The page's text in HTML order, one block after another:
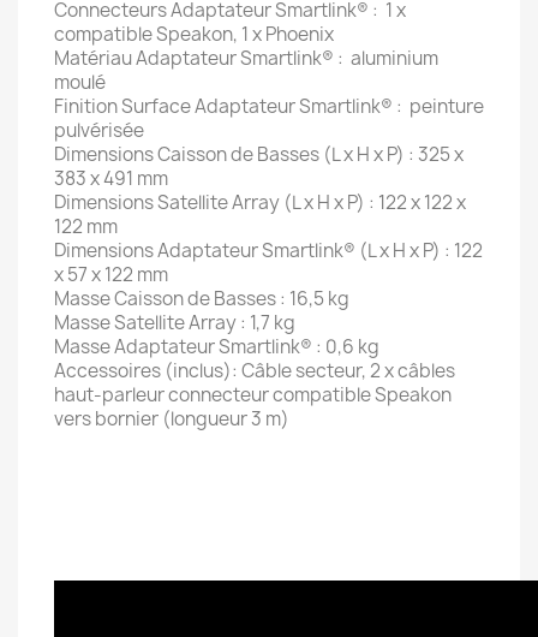
Connecteurs Adaptateur Smartlink® : 1 x
compatible Speakon, 1 x Phoenix
Matériau Adaptateur Smartlink® : aluminium
moulé
Finition Surface Adaptateur Smartlink® : peinture
pulvérisée
Dimensions Caisson de Basses (L x H x P) : 325 x
383 x 491 mm
Dimensions Satellite Array (L x H x P) : 122 x 122 x
122 mm
Dimensions Adaptateur Smartlink® (L x H x P) : 122
x 57 x 122 mm
Masse Caisson de Basses : 16,5 kg
Masse Satellite Array : 1,7 kg
Masse Adaptateur Smartlink® : 0,6 kg
Accessoires (inclus): Câble secteur, 2 x câbles
haut-parleur connecteur compatible Speakon
vers bornier (longueur 3 m)